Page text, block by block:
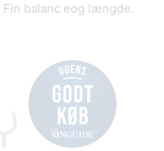
balanc eog længde.